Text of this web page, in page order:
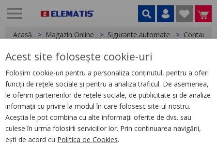
Acasă Magazin Online Sigurante automate Contacte
< Contacte Auxiliare si Bobine declansare
Acti9, Alarma curent Auxiliar
Sd C.A, C.C
Acest site folosește cookie-uri
Folosim cookie-uri pentru a personaliza conținutul, pentru a oferi
funcții de rețele sociale și pentru a analiza traficul. De asemenea,
le oferim partenerilor de rețele sociale, de publicitate și de analize
informații cu privire la modul în care folosesc site-ul nostru.
Aceștia le pot combina cu alte informații oferite de dvs. sau
culese în urma folosirii serviciilor lor. Prin continuarea navigării,
ești de acord cu Politica de Cookies.